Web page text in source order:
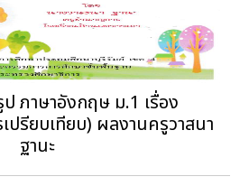
ป ภาษาอังกฤษ ม.1 เรื่อง
รียบเทียบ) ผลงานครูวาสนา
ฐานะ